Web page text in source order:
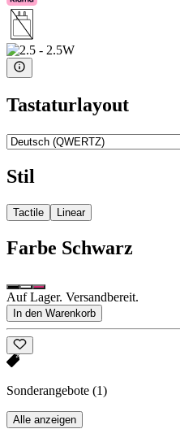
Tastaturlayout
Stil
Tactile Linear
Farbe Schwarz
Auf Lager. Versandbereit.
In den Warenkorb
Sonderangebote (1)
Alle anzeigen